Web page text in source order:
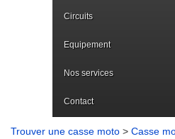
Circuits
Equipement
Nos services
Contact
Trouver une casse moto > Casse